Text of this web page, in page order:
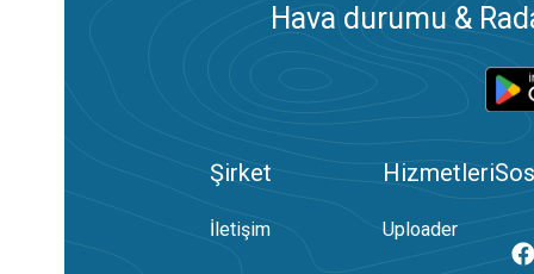
Hava durumu &
Şirket
İletişim
Hizmetleri
Uploader